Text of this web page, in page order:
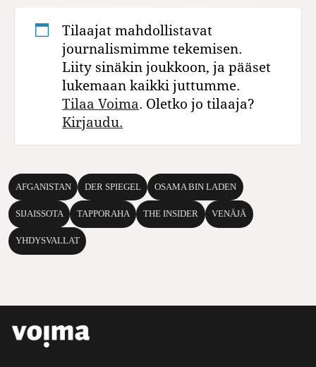
Tilaajat mahdollistavat
journalismimme tekemisen.
Liity sinäkin joukkoon, ja pääset
lukemaan kaikki juttumme.
Tilaa Voima. Oletko jo tilaaja?
Kirjaudu.
AFGANISTAN DER SPIEGEL OSAMA BIN LADEN
SIJAISSOTA TAPPORAHA THE INSIDER VENÄJÄ
YHDYSVALLAT